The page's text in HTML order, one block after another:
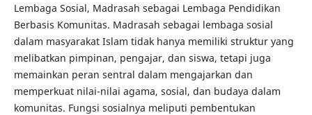
Lembaga Sosial, Madrasah sebagai Lembaga Pendidikan
Berbasis Komunitas. Madrasah sebagai lembaga sosial
dalam masyarakat Islam tidak hanya memiliki struktur yang
melibatkan pimpinan, pengajar, dan siswa, tetapi juga
memainkan peran sentral dalam mengajarkan dan
memperkuat nilai-nilai agama, sosial, dan budaya dalam
komunitas. Fungsi sosialnya meliputi pembentukan